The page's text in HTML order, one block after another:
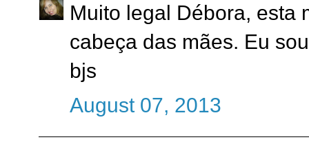
Muito legal Débora, esta
cabeça das mães. Eu
bjs
August 07, 2013